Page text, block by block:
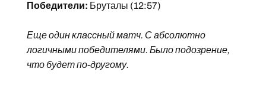
Победители: Бруталы (12:57)
Еще один классный матч. С абсолютно
логичными победителями. Было подозрение,
что будет по-другому.